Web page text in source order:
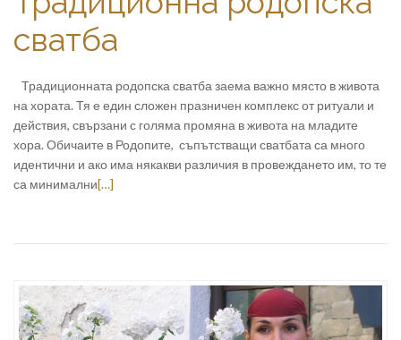
сватба
Традиционната родопска сватба заема важно място в живота
на хората. Тя е един сложен празничен комплекс от ритуали и
действия, свързани с голяма промяна в живота на младите
хора. Обичаите в Родопите, съпътстващи сватбата са много
идентични и ако има някакви различия в провеждането им, то те
са минимални[…]